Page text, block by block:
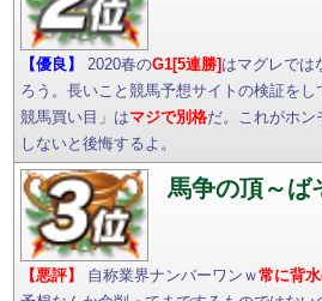
【優良】 2020春のG1[5連勝]はマグレでは
ろう。長いこと競馬予想サイトの検証を
競馬買い目」はマジで別格だ。これがホン
しないと後悔するよ。
馬争の頂～ば
【悪評】 自称業界ナンバーワンｗ常に背